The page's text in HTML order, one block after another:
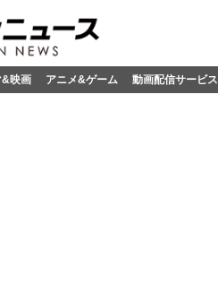
&映画 アニメ&ゲーム 動画配信サービス